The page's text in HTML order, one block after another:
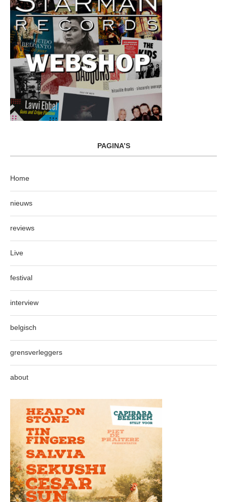
PAGINA’S
Home
nieuws
reviews
Live
festival
interview
belgisch
grensverleggers
about